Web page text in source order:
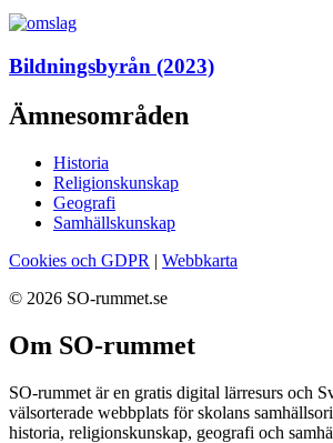
Bildningsbyrån (2023)
Ämnesområden
Historia
Religionskunskap
Geografi
Samhällskunskap
Cookies och GDPR | Webbkarta
© 2026 SO-rummet.se
Om SO-rummet
SO-rummet är en gratis digital lärresurs och
välsorterade webbplats för skolans
historia, religionskunskap, geografi och